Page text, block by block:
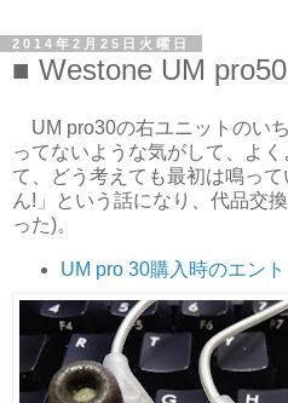
2014年2月25日火曜日
Westone UM pro50
UM pro30の右ユニットのい
ってないような気がして、よ
て、どう考えても最初は鳴っ
ん!」という話になり、代品交
った)。
UM pro 30購入時のエン